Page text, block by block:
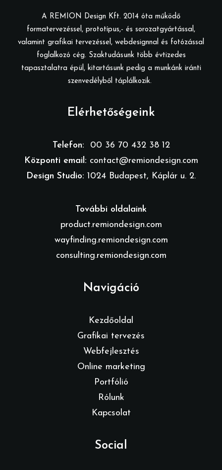
A REMION Design Kft. 2014 óta működő
formatervezéssel, prototípus,- és sorozatgyártással,
valamint grafikai tervezéssel, webdesignnal és fotózással
foglalkozó cég. Szaktudásunk több évtizedes
tapasztalatra épül, kitartásunk pedig a munkánk iránti
szenvedélyből táplálkozik.
Elérhetőségeink
Telefon:
00 36 70 432 38 12
Központi email: contact@remiondesign.com
Design Studio: 1024 Budapest, Káplár u. 2.
További oldalaink
product.remiondesign.com
wayfinding.remiondesign.com
consulting.remiondesign.com
Navigáció
Kezdőoldal
Grafikai tervezés
Webfejlesztés
Online marketing
Portfólió
Rólunk
Kapcsolat
Social